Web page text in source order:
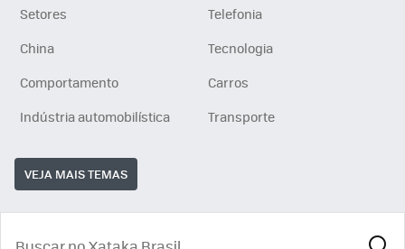
Setores
Telefonia
China
Tecnologia
Comportamento
Carros
Indústria automobilística
Transporte
VEJA MAIS TEMAS